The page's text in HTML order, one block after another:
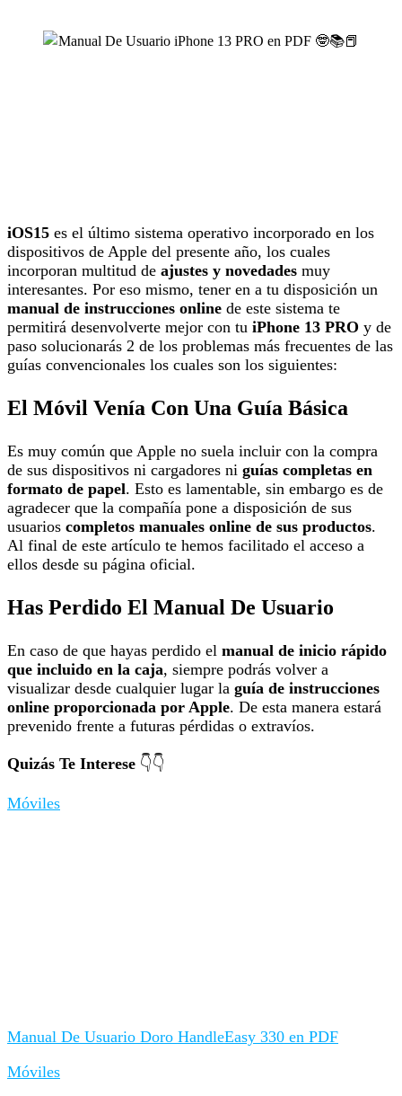
iOS15 es el último sistema operativo incorporado en los
dispositivos de Apple del presente año, los cuales
incorporan multitud de ajustes y novedades muy
interesantes. Por eso mismo, tener en a tu disposición un
manual de instrucciones online de este sistema te
permitirá desenvolverte mejor con tu iPhone 13 PRO y de
paso solucionarás 2 de los problemas más frecuentes de las
guías convencionales los cuales son los siguientes:
El Móvil Venía Con Una Guía Básica
Es muy común que Apple no suela incluir con la compra
de sus dispositivos ni cargadores ni guías completas en
formato de papel. Esto es lamentable, sin embargo es de
agradecer que la compañía pone a disposición de sus
usuarios completos manuales online de sus productos.
Al final de este artículo te hemos facilitado el acceso a
ellos desde su página oficial.
Has Perdido El Manual De Usuario
En caso de que hayas perdido el manual de inicio rápido
que incluido en la caja, siempre podrás volver a
visualizar desde cualquier lugar la guía de instrucciones
online proporcionada por Apple. De esta manera estará
prevenido frente a futuras pérdidas o extravíos.
Quizás Te Interese 👇👇
Móviles
Manual De Usuario Doro HandleEasy 330 en PDF
Móviles